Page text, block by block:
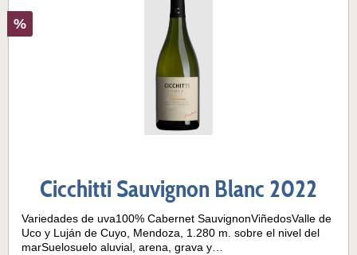
%
Cicchitti Sauvignon Blanc 2022
Variedades de uva100% Cabernet SauvignonViñedosValle de
Uco y Luján de Cuyo, Mendoza, 1.280 m. sobre el nivel del
marSuelosuelo aluvial, arena, grava y